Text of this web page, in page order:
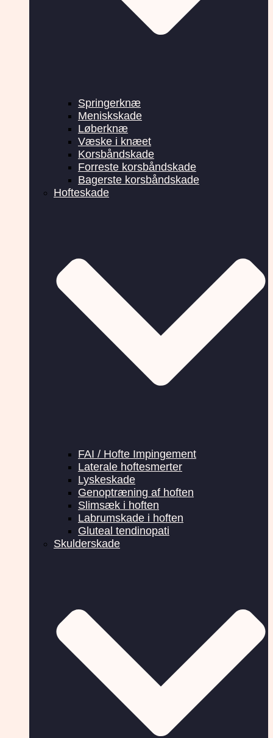
Springerknæ
Meniskskade
Løberknæ
Væske i knæet
Korsbåndskade
Forreste korsbåndskade
Bagerste korsbåndskade
Hofteskade
FAI / Hofte Impingement
Laterale hoftesmerter
Lyskeskade
Genoptræning af hoften
Slimsæk i hoften
Labrumskade i hoften
Gluteal tendinopati
Skulderskade